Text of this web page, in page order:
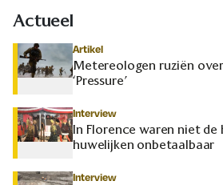
Actueel
Artikel
Metereologen ruziën
‘Pressure’
Interview
In Florence waren niet de
huwelijken onbetaalbaar
Interview